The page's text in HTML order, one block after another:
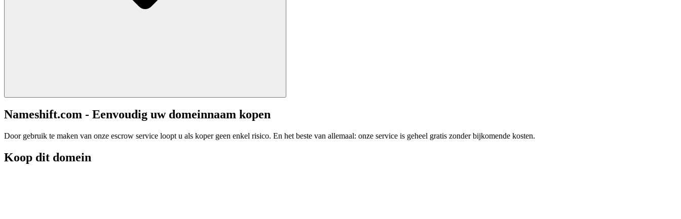
Nameshift.com - Eenvoudig uw domeinnaam kopen
Door gebruik te maken van onze escrow service loopt u als koper geen enkel risico. En het beste van allemaal: onze service is geheel gratis zonder bijkomende kosten.
Koop dit domein